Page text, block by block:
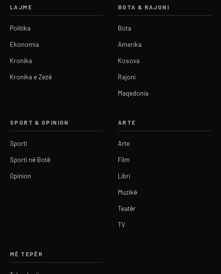
LAJME
Politika
Ekonomia
Kronika
Kronika e Zezë
BOTA & RAJONI
Bota
Amerika
Kosova
Rajoni
Maqedonia
SPORT & OPINION
Sporti
Sporti në Botë
Opinion
ARTE
Arte
Film
Libri
Muzikë
Teatër
TV
MË TEPËR